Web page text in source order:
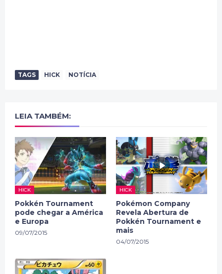
TAGS HICK NOTÍCIA
LEIA TAMBÉM:
HICK
Pokkén Tournament
pode chegar a América
e Europa
09/07/2015
HICK
Pokémon Company
Revela Abertura de
Pokkén Tournament e
mais
04/07/2015